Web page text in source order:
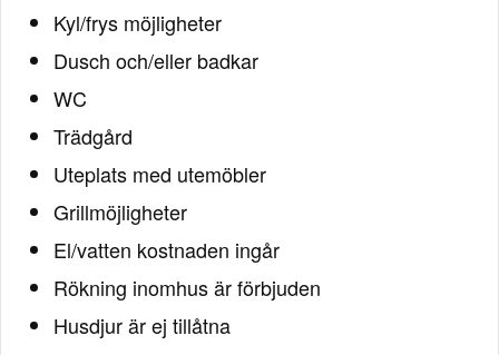
Kyl/frys möjligheter
Dusch och/eller badkar
WC
Trädgård
Uteplats med utemöbler
Grillmöjligheter
El/vatten kostnaden ingår
Rökning inomhus är förbjuden
Husdjur är ej tillåtna